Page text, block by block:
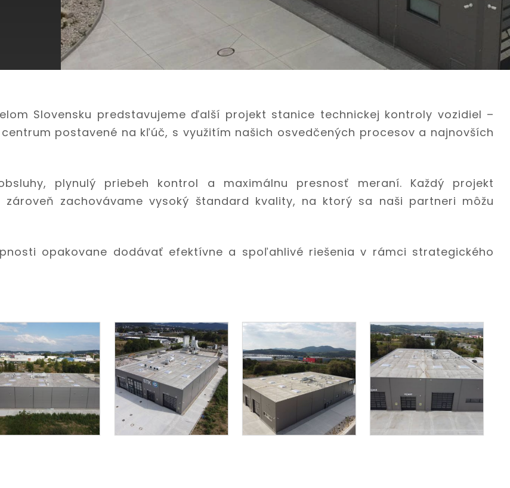
Slovensku predstavujeme ďalší projekt stanice technickej kontroly vozidiel –
postavené na kľúč, s využitím našich osvedčených procesov a najnovších
plynulý priebeh kontrol a maximálnu presnosť meraní. Každý projekt
zachovávame vysoký štandard kvality, na ktorý sa naši partneri môžu
opakovane dodávať efektívne a spoľahlivé riešenia v rámci strategického